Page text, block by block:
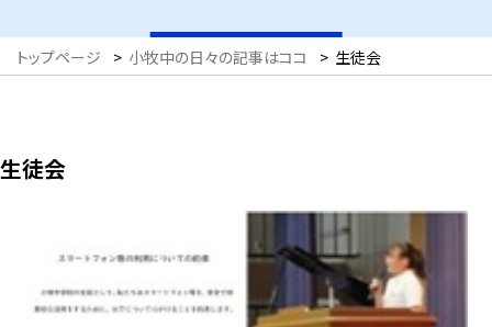
トップページ > 小牧中の日々の記事はココ > 生徒会
生徒会